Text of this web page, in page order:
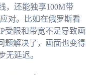
，还能独享100M带
对。比如在俄罗斯看
受限和带宽不足导致画
题解决了，画面也变得
无延迟。